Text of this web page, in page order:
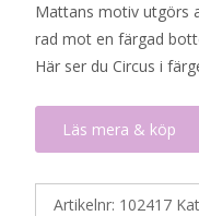
Mattans motiv utgörs
rad mot en färgad
Här ser du Circus i
Läs mera & köp
Artikelnr: 102417